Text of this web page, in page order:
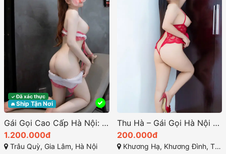
✓Đã xác thực
🚘Ship Tận Nơi
Gái Gọi Cao Cấp Hà Nội: Trải Nghiệm Tình Dục Hạng Sang
1.200.000đ
Trâu Quỳ, Gia Lâm, Hà Nội
Thu Hà – Gái Gọi Hà Nội Giá Rẻ, Dâm Đãng, Vú Mông Cực Đẹp, Da Dẻ Trắng Hồng Xinh Duyên – Phục Vụ Nhiệt Tình từ Gái Gọi Thanh Xuân
200.000đ
Khương Hạ, Khương Đình, Thanh Xuân, Hà Nội